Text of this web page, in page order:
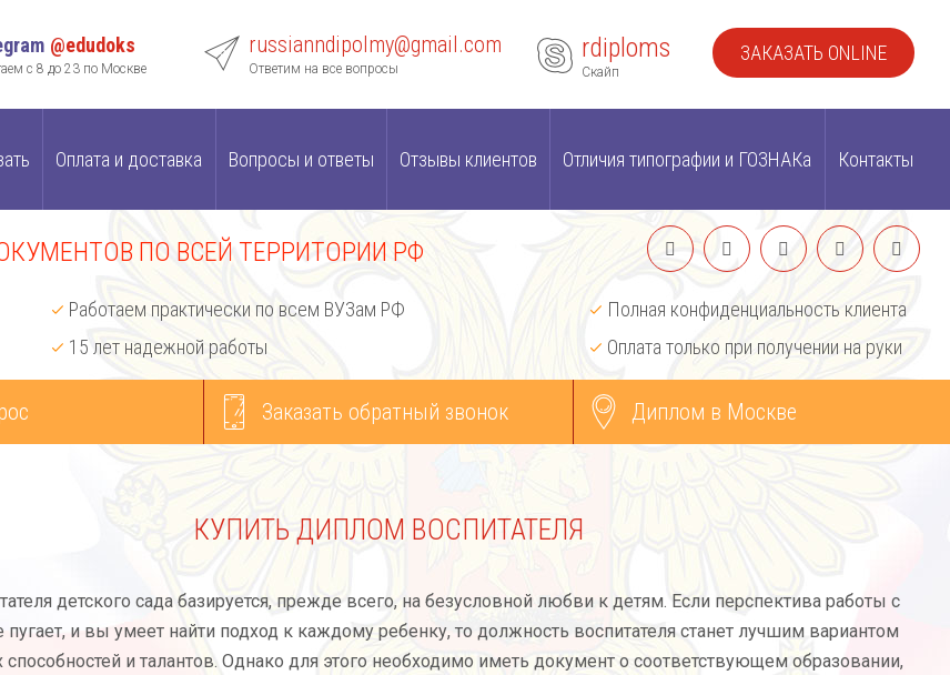
@edudoks
с 8 до 23 по Москве
russianndipolmy@gmail.com
Ответим на все вопросы
rdiploms
Скайп
ЗАКАЗАТЬ ONLINE
Оплата и доставка Вопросы и ответы Отзывы клиентов Отличия типографии и ГОЗНАКа Контакты
ПО ВСЕЙ ТЕРРИТОРИИ РФ
Работаем практически по всем ВУЗам РФ
15 лет надежной работы
Полная конфиденциальность клиента
Оплата только при получении на руки
Заказать обратный звонок Диплом в Москве
КУПИТЬ ДИПЛОМ ВОСПИТАТЕЛЯ
детского сада базируется, прежде всего, на безусловной любви к детям. Если перспектива работы с
и вы умеет найти подход к каждому ребенку, то должность воспитателя станет лучшим вариантом
способностей и талантов. Однако для этого необходимо иметь документ о соответствующем образовании,